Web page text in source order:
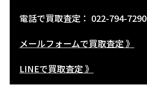
電話で買取査定： 022-794-7290
メールフォームで買取査定 》
LINEで買取査定 》